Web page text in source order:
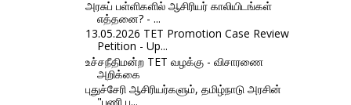
அரசுப் பள்ளிகளில் ஆசிரியர் காலியிடங்கள்
எத்தனை? - ...
13.05.2026 TET Promotion Case Review
Petition - Up...
உச்சநீதிமன்ற TET வழக்கு - விசாரணை
அறிக்கை
புதுச்சேரி ஆசிரியர்களும், தமிழ்நாடு அரசின்
"பணி பு...